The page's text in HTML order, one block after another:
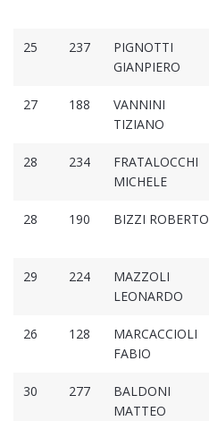
25 237
PIGNOTTI
GIANPIERO
27 188
VANNINI
TIZIANO
28 234
FRATALOCCHI
MICHELE
28 190 BIZZI ROBERTO
29 224
MAZZOLI
LEONARDO
26 128
MARCACCIOLI
FABIO
30 277
BALDONI
MATTEO